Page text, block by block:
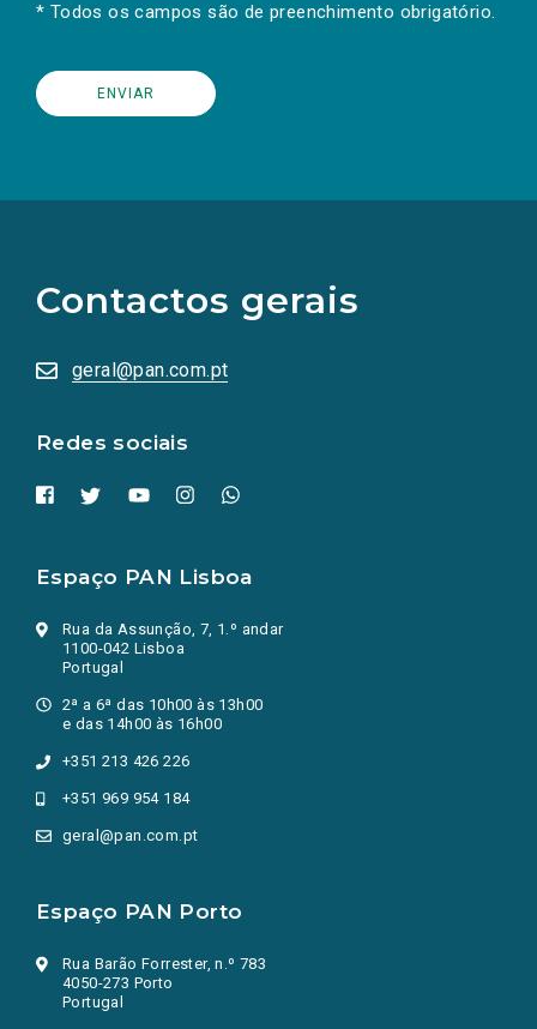
* Todos os campos são de preenchimento obrigatório.
Contactos gerais
geral@pan.com.pt
Redes sociais
redes
sociais
numa
nova
Espaço PAN Lisboa
Rua da Assunção, 7, 1.º andar
1100-042 Lisboa
Portugal
2ª a 6ª das 10h00 às 13h00
e das 14h00 às 16h00
+351 213 426 226
+351 969 954 184
geral@pan.com.pt
Espaço PAN Porto
Rua Barão Forrester, n.º 783
4050-273 Porto
Portugal